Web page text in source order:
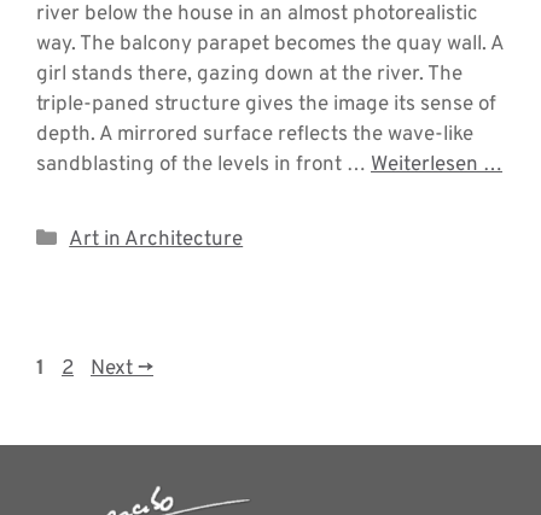
river below the house in an almost photorealistic
way. The balcony parapet becomes the quay wall. A
girl stands there, gazing down at the river. The
triple-paned structure gives the image its sense of
depth. A mirrored surface reflects the wave-like
sandblasting of the levels in front … Weiterlesen …
Categories
Art in Architecture
Page
1 Page
2 Next→